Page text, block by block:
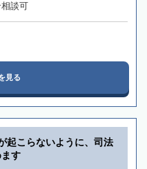
談可
見る
起こらないように、司法
す